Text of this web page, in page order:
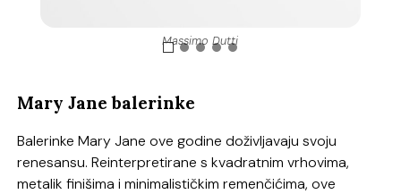
Massimo Dutti
Mary Jane balerinke
Balerinke Mary Jane ove godine doživljavaju svoju
renesansu. Reinterpretirane s kvadratnim vrhovima,
metalik finišima i minimalističkim remenčićima, ove